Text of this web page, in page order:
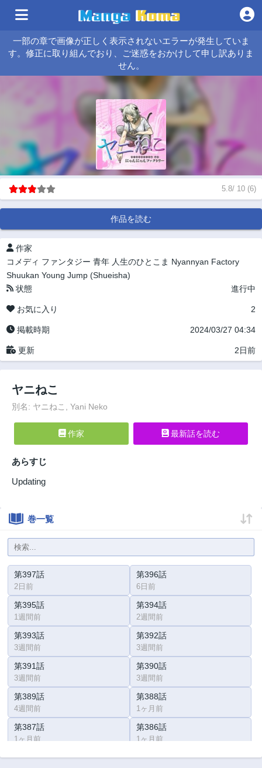
一部の章で画像が正しく表示されないエラーが発生していま
す。修正に取り組んでおり、ご迷惑をおかけして申し訳ありま
せん。
5.8/ 10 (6)
作品を読む
作家
コメディ ファンタジー 青年 人生のひとこま Nyannyan Factory
Shuukan Young Jump (Shueisha)
状態
進行中
お気に入り 2
掲載時期 2024/03/27 04:34
更新 2日前
ヤニねこ
別名: ヤニねこ, Yani Neko
作家 最新話を読む
あらすじ
Updating
巻一覧
第397話
2日前
第396話
6日前
第395話
1週間前
第394話
2週間前
第393話
3週間前
第392話
3週間前
第391話
3週間前
第390話
3週間前
第389話
4週間前
第388話
1ヶ月前
第387話
1ヶ月前
第386話
1ヶ月前
第385話 第384話